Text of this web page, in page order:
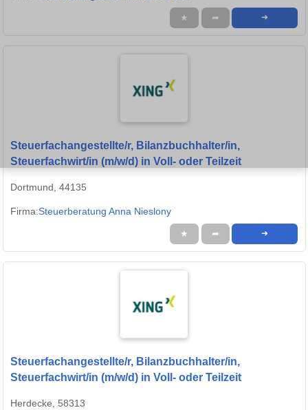
★ ➦ ➜
Steuerfachangestellte/r, Bilanzbuchhalter/in,
Steuerfachwirt/in (m/w/d) in Voll- oder Teilzeit
Dortmund, 44135
Firma:Steuerberatung Anna Nieslony
★ ➦ ➜
Steuerfachangestellte/r, Bilanzbuchhalter/in,
Steuerfachwirt/in (m/w/d) in Voll- oder Teilzeit
Herdecke, 58313